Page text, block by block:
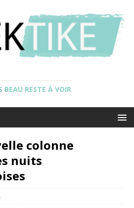
BEAU RESTE À VOIR
colonne
nuits